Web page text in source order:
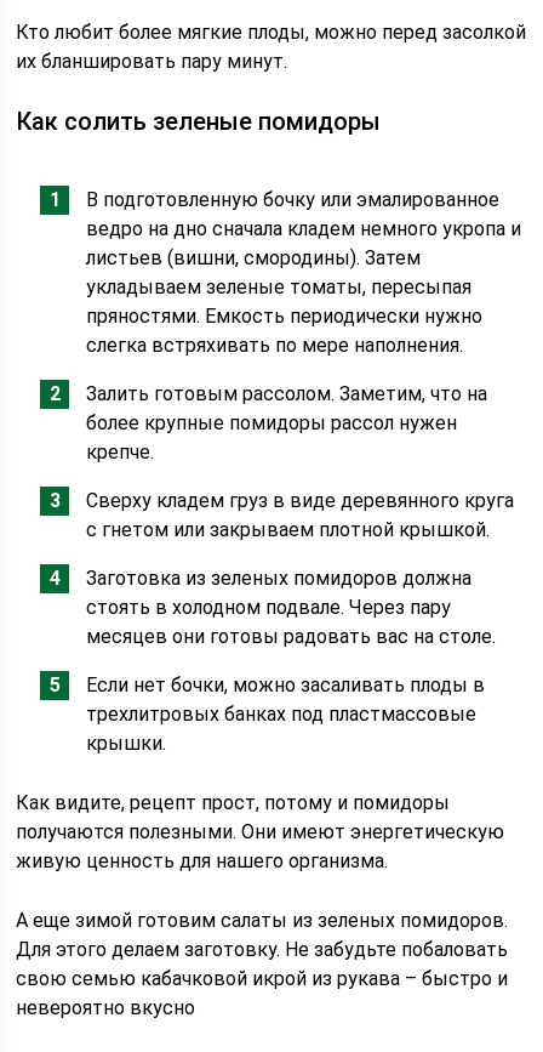
Кто любит более мягкие плоды, можно перед засолкой
их бланшировать пару минут.
Как солить зеленые помидоры
В подготовленную бочку или эмалированное
ведро на дно сначала кладем немного укропа и
листьев (вишни, смородины). Затем
укладываем зеленые томаты, пересыпая
пряностями. Емкость периодически нужно
слегка встряхивать по мере наполнения.
Залить готовым рассолом. Заметим, что на
более крупные помидоры рассол нужен
крепче.
Сверху кладем груз в виде деревянного круга
с гнетом или закрываем плотной крышкой.
Заготовка из зеленых помидоров должна
стоять в холодном подвале. Через пару
месяцев они готовы радовать вас на столе.
Если нет бочки, можно засаливать плоды в
трехлитровых банках под пластмассовые
крышки.
Как видите, рецепт прост, потому и помидоры
получаются полезными. Они имеют энергетическую
живую ценность для нашего организма.
А еще зимой готовим салаты из зеленых помидоров.
Для этого делаем заготовку. Не забудьте побаловать
свою семью кабачковой икрой из рукава – быстро и
невероятно вкусно